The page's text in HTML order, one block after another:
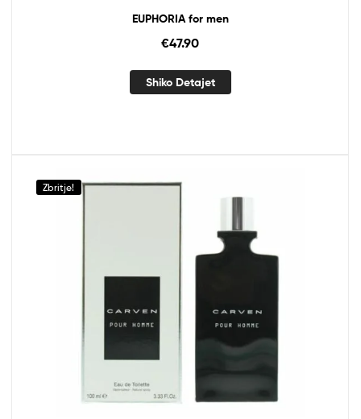
EUPHORIA for men
€47.90
Shiko Detajet
Zbritje!